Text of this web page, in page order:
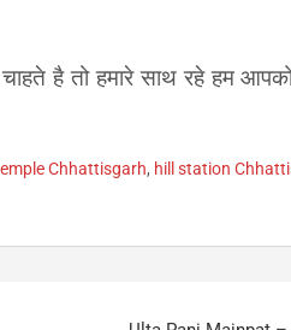
है तो हमारेसाथ रहे हम
Chhattisgarh, hill station